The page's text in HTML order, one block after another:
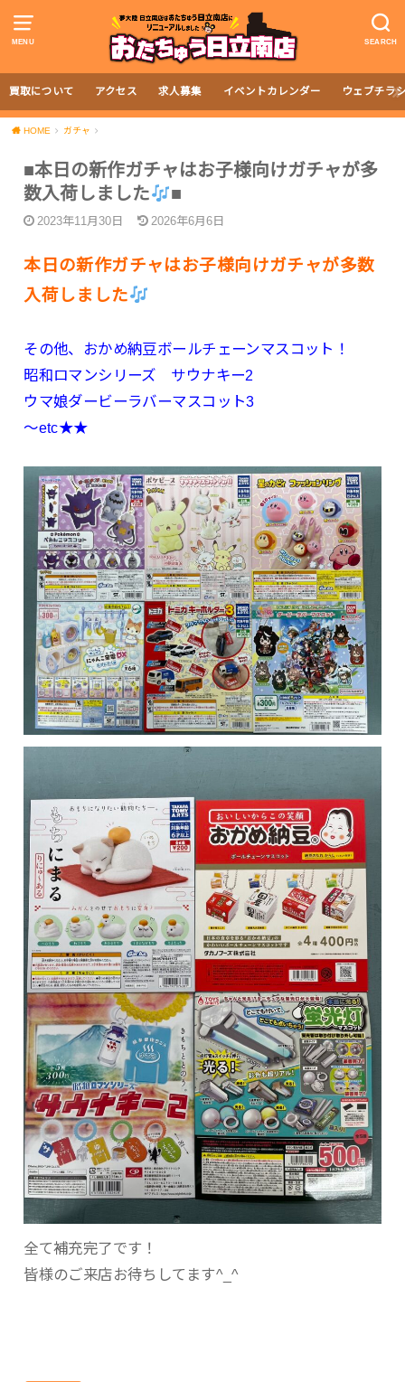
MENU SEARCH
買取について アクセス 求人募集 イベントカレンダー ウェブチラ
HOME ガチャ
■本日の新作ガチャはお子様向けガチャが多
数入荷しました
■
2023年11月30日 2026年6月6日
本日の新作ガチャはお子様向けガチャが多数
入荷しました
その他、おかめ納豆ボールチェーンマスコット！
昭和ロマンシリーズ サウナキー2
ウマ娘ダービーラバーマスコット3
〜etc★★
全て補充完了です！
皆様のご来店お待ちしてます^_^